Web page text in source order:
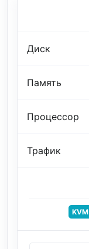
Диск
Память
Процессор
Трафик
KVM